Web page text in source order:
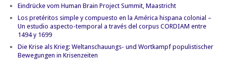
Eindrücke vom Human Brain Project Summit, Maastricht
Los pretéritos simple y compuesto en la América hispana colonial –
Un estudio aspecto-temporal a través del corpus CORDIAM entre
1494 y 1699
Die Krise als Krieg: Weltanschauungs- und Wortkampf populistischer
Bewegungen in Krisenzeiten